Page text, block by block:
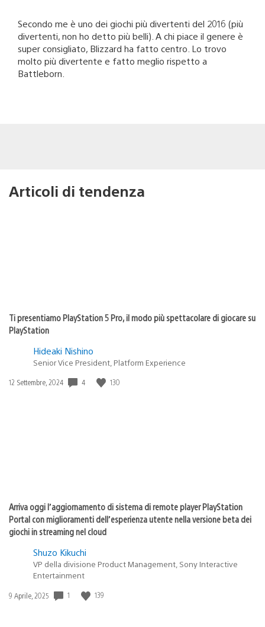
Secondo me è uno dei giochi più divertenti del 2016 (più
divertenti, non ho detto più belli). A chi piace il genere è
super consigliato, Blizzard ha fatto centro. Lo trovo
molto più divertente e fatto meglio rispetto a
Battleborn.
Articoli di tendenza
Ti presentiamo PlayStation 5 Pro, il modo più spettacolare di giocare su
PlayStation
Hideaki Nishino
Senior Vice President, Platform Experience
Data
12 Settembre, 2024 4 130
Arriva oggi l’aggiornamento di sistema di remote player PlayStation
Portal con miglioramenti dell’esperienza utente nella versione beta dei
giochi in streaming nel cloud
Shuzo Kikuchi
VP della divisione Product Management, Sony Interactive
Entertainment
Data
9 Aprile, 2025 1 139